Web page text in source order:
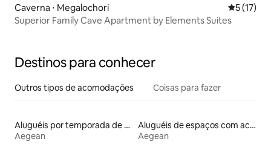
Caverna ⋅ Megalochori 5 de uma
5 (17)
Superior Family Cave Apartment by Elements Suites
Destinos para conhecer
Outros tipos de acomodações Coisas para fazer
Aluguéis por temporada de acomodações de luxo
Aegean
Aluguéis de espaços com acesso direto a pistas de esqui
Aegean